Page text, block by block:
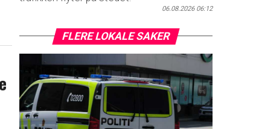
06.08.2026 06:12
FLERE LOKALE SAKER